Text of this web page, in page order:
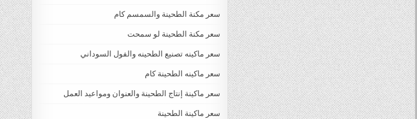
سعر مكنة الطحينة والسمسم كام
سعر مكنة الطحينة لو سمحت
سعر ماكينه تصنيع الطحينه والفول السوداني
سعر ماكينه الطحينة كام
سعر ماكينة إنتاج الطحينة والعنوان ومواعيد العمل
سعر ماكينة الطحينة